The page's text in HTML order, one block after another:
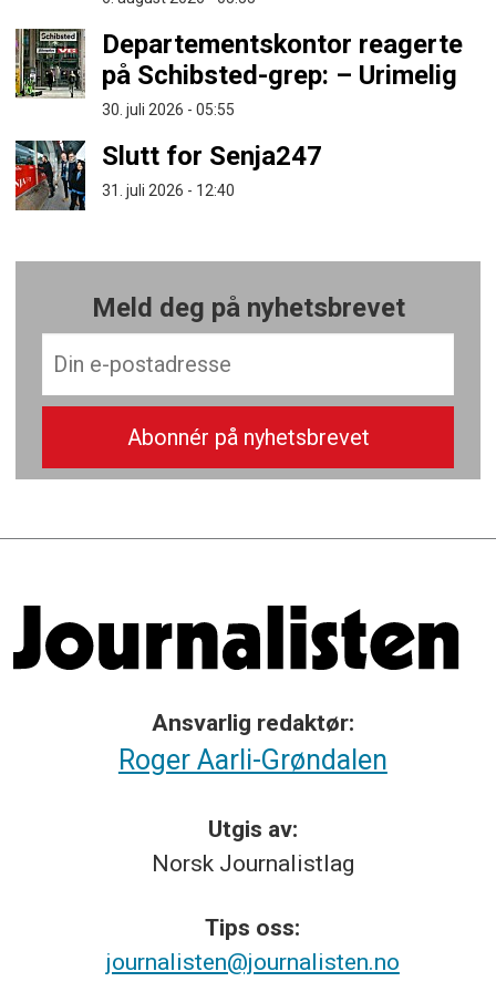
Departementskontor reagerte
på Schibsted-grep: – Urimelig
30. juli 2026 - 05:55
Slutt for Senja247
31. juli 2026 - 12:40
Meld deg på nyhetsbrevet
Ansvarlig redaktør:
Roger Aarli-Grøndalen
Utgis av:
Norsk Journalistlag
Tips oss:
journalisten@journalisten.no